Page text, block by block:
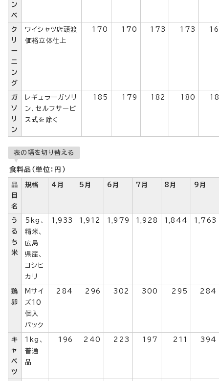
ン
ベ
ク
リ
ー
ニ
ン
グ
ワイシャツ店頭渡
価格立体仕上
170 170 173 173
ガ
ソ
リ
ン
レギュラーガソリ
ン、セルフサービ
ス式を除く
185 179 182 180
表の幅を切り替える
食料品（単位：円）
品
目
名
規格 4月 5月 6月 7月 8月 9月
う
る
ち
米
5kg、
精米、
広島
県産、
コシヒ
カリ
1,933 1,912 1,979 1,928 1,844 1,763
鶏
卵
Mサイ
ズ10
個入
パック
284 296 302 300 295 284
キ
ャ
ベ
ツ
1kg、
普通
品
196 240 223 197 211 394